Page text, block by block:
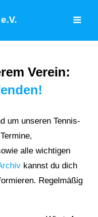
Verein:
um unseren Tennis-
alle wichtigen
kannst du dich
Regelmäßig